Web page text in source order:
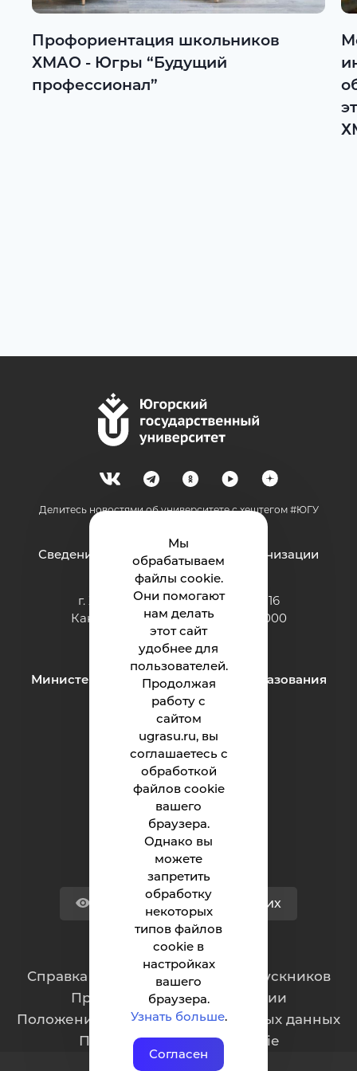
Мы
обрабатываем
файлы cookie.
Они помогают
нам делать
этот сайт
удобнее для
пользователей.
Продолжая
работу с
сайтом
ugrasu.ru, вы
соглашаетесь с
обработкой
файлов cookie
вашего
браузера.
Однако вы
можете
запретить
обработку
некоторых
типов файлов
cookie в
настройках
вашего
браузера.
Узнать больше.
Согласен
Профориентация школьников
ХМАО - Югры “Будущий
профессионал”
Делитесь новостями об университете с хештегом #ЮГУ
Сведения об образовательной организации
г. Ханты-Мансийск, ул. Чехова, 16
Канцелярия: тел.: +7 (3467) 377-000
ugrasu@ugrasu.ru
Министерство науки и высшего образования
Российской Федерации
Университет
Поступающему
Студенту
Сотруднику
Версия для слабовидящих
Обращения граждан
Cправка для отчисленных и выпускников
Противодействие коррупции
Положение о защите персональных данных
Политика обработки cookie